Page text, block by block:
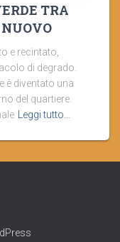
TRA
NUOVO
e recintato,
di degrado.
è diventato una
del quartiere.
Leggi tutto…